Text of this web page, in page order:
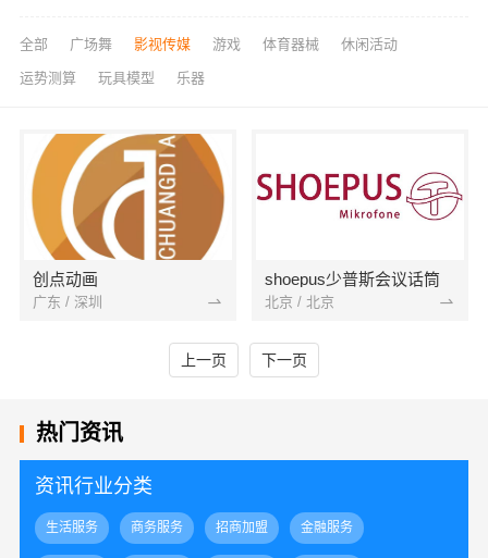
全部 广场舞 影视传媒 游戏 体育器械 休闲活动
运势测算 玩具模型 乐器
创点动画
广东 / 深圳
shoepus少普斯会议话筒
北京 / 北京
上一页 下一页
热门资讯
资讯行业分类
生活服务 商务服务 招商加盟 金融服务